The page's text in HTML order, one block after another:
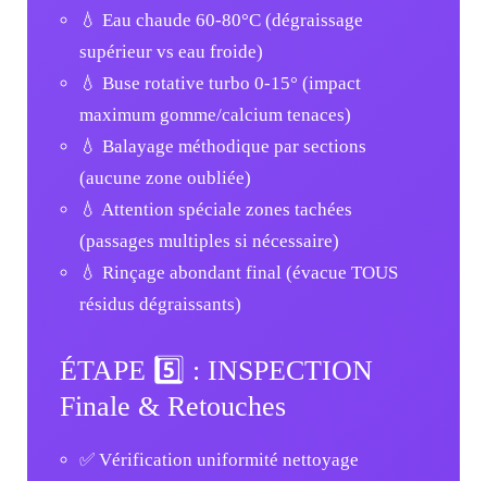
💧 Eau chaude 60-80°C (dégraissage
supérieur vs eau froide)
💧 Buse rotative turbo 0-15° (impact
maximum gomme/calcium tenaces)
💧 Balayage méthodique par sections
(aucune zone oubliée)
💧 Attention spéciale zones tachées
(passages multiples si nécessaire)
💧 Rinçage abondant final (évacue TOUS
résidus dégraissants)
ÉTAPE 5️⃣ : INSPECTION
Finale & Retouches
✅ Vérification uniformité nettoyage